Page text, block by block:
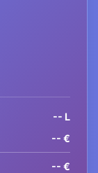
-- L
-- €
-- €